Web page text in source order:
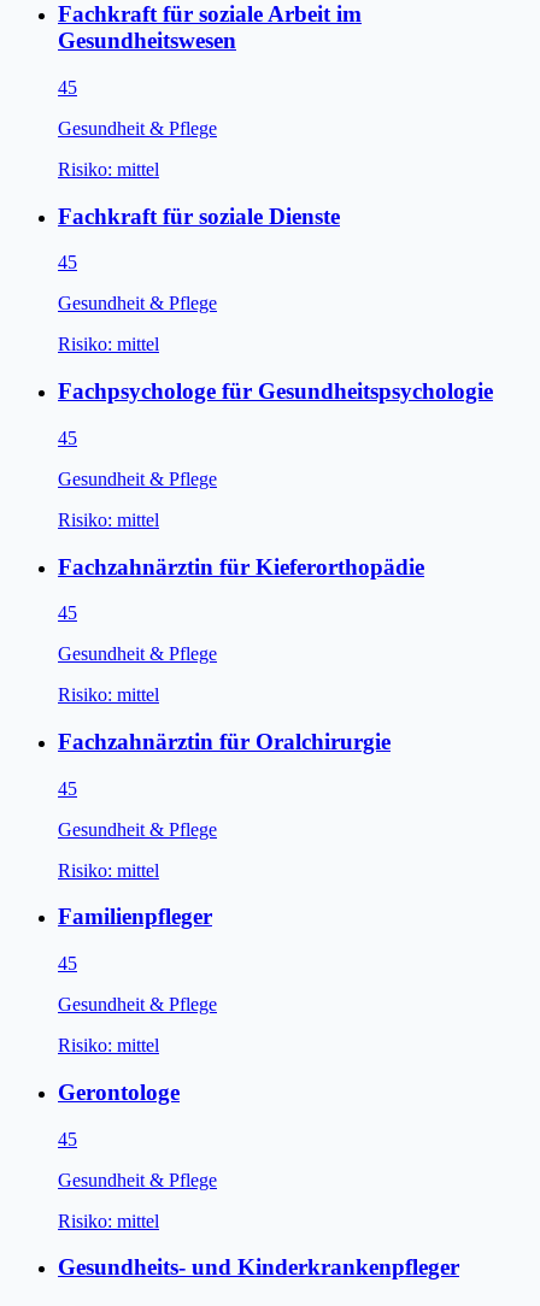
Fachkraft für soziale Arbeit im
Gesundheitswesen
45
Gesundheit & Pflege
Risiko: mittel
Fachkraft für soziale Dienste
45
Gesundheit & Pflege
Risiko: mittel
Fachpsychologe für Gesundheitspsychologie
45
Gesundheit & Pflege
Risiko: mittel
Fachzahnärztin für Kieferorthopädie
45
Gesundheit & Pflege
Risiko: mittel
Fachzahnärztin für Oralchirurgie
45
Gesundheit & Pflege
Risiko: mittel
Familienpfleger
45
Gesundheit & Pflege
Risiko: mittel
Gerontologe
45
Gesundheit & Pflege
Risiko: mittel
Gesundheits- und Kinderkrankenpfleger